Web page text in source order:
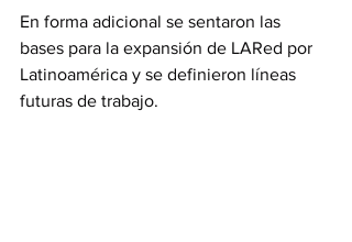
En forma adicional se sentaron las
bases para la expansión de LARed por
Latinoamérica y se definieron líneas
futuras de trabajo.